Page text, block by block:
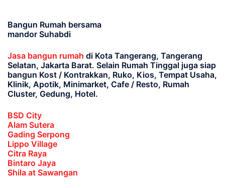
Bangun Rumah bersama
mandor Suhabdi
Jasa bangun rumah di Kota Tangerang, Tangerang
Selatan, Jakarta Barat. Selain Rumah Tinggal juga siap
bangun Kost / Kontrakkan, Ruko, Kios, Tempat Usaha,
Klinik, Apotik, Minimarket, Cafe / Resto, Rumah
Cluster, Gedung, Hotel.
BSD City
Alam Sutera
Gading Serpong
Lippo Village
Citra Raya
Bintaro Jaya
Shila at Sawangan